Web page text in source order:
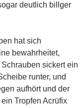
deutlich billger
hat sich
bewahrheitet,
sickert ein
runter, und
aufhört und der
Tropfen Acrüfix